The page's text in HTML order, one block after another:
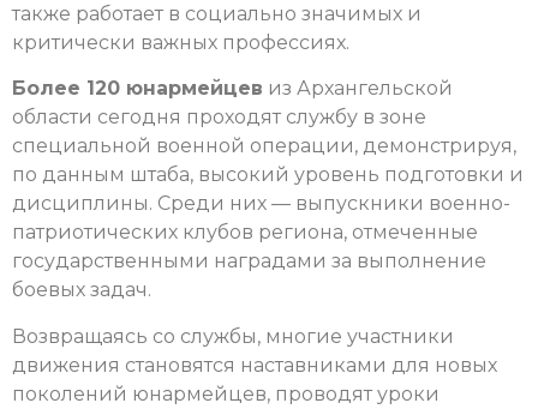
также работает в социально значимых и
критически важных профессиях.
Более 120 юнармейцев из Архангельской
области сегодня проходят службу в зоне
специальной военной операции, демонстрируя,
по данным штаба, высокий уровень подготовки и
дисциплины. Среди них — выпускники военно-
патриотических клубов региона, отмеченные
государственными наградами за выполнение
боевых задач.
Возвращаясь со службы, многие участники
движения становятся наставниками для новых
поколений юнармейцев, проводят уроки